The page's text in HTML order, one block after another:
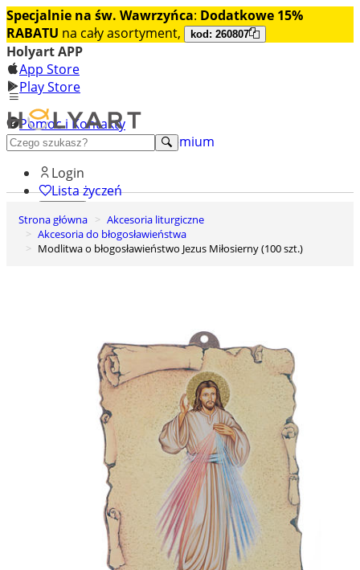
Specjalnie na św. Wawrzyńca: Dodatkowe 15%
RABATU na cały asortyment, kod: 260807
Holyart APP
App Store
Play Store
Pomoc i Kontakty
+48 222 922 860
Odkryj premium
Login
Lista życzeń
0
Koszyk
Strona główna
Akcesoria liturgiczne
Akcesoria do błogosławieństwa
Modlitwa o błogosławieństwo Jezus Miłosierny (100 szt.)